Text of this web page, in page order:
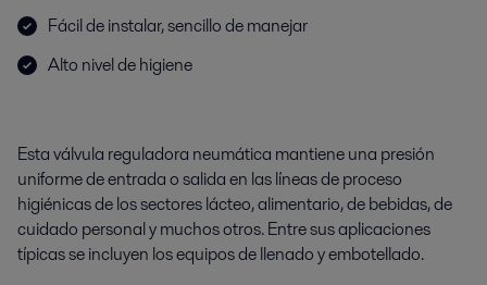
Fácil de instalar, sencillo de manejar
Alto nivel de higiene
Esta válvula reguladora neumática mantiene una presión
uniforme de entrada o salida en las líneas de proceso
higiénicas de los sectores lácteo, alimentario, de bebidas, de
cuidado personal y muchos otros. Entre sus aplicaciones
típicas se incluyen los equipos de llenado y embotellado.